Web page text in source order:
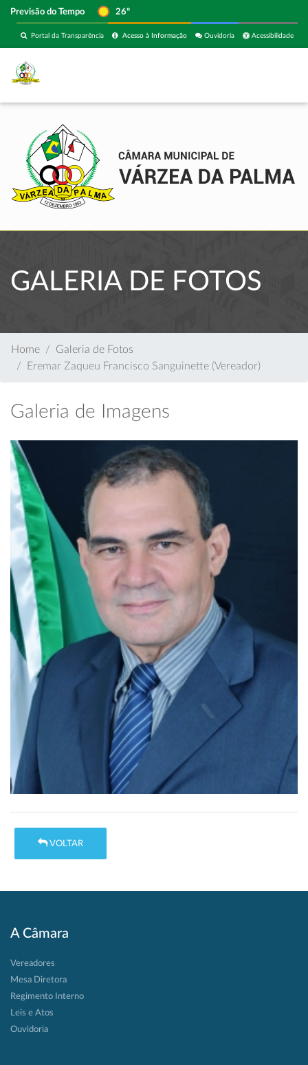
Previsão do Tempo 26º
Acessibilidade
Ouvidoria
Acesso à Informação
Portal da Transparência
GALERIA DE FOTOS
Home
Galeria de Fotos
Eremar Zaqueu Francisco Sanguinette (Vereador)
Galeria de Imagens
VOLTAR
A Câmara
Vereadores
Mesa Diretora
Regimento Interno
Leis e Atos
Ouvidoria